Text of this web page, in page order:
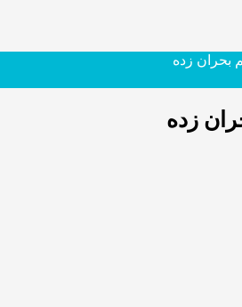
زده
زده